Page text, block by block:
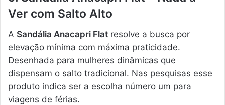
Ver com Salto Alto
A Sandália Anacapri Flat resolve a busca por
elevação mínima com máxima praticidade.
Desenhada para mulheres dinâmicas que
dispensam o salto tradicional. Nas pesquisas esse
produto indica ser a escolha número um para
viagens de férias.